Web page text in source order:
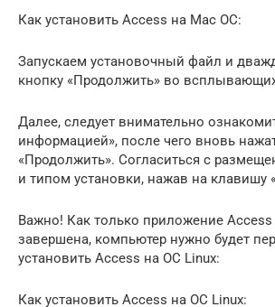
Как установить Access на Mac ОС:
Запускаем установочный файл и
кнопку «Продолжить» во
Далее, следует внимательно
информацией», после чего вновь
«Продолжить». Согласиться с
и типом установки, нажав на клавишу
Важно! Как только приложение Access
завершена, компьютер нужно будет
установить Access на ОС Linux:
Как установить Access на ОС Linux: